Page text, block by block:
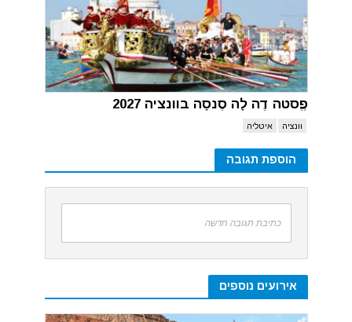
פֶֶסטה דֶה לָה סֶנסָה בוונציה 2027
וונציה איטליה
הוספת תגובה
כתיבת תגובה חדשה
אירועים נוספים